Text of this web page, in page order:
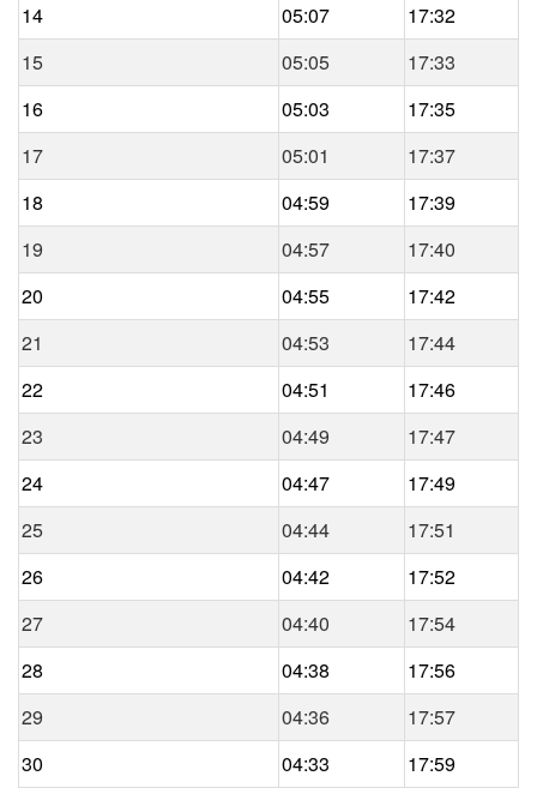
14
05:07
17:32
15
05:05
17:33
16
05:03
17:35
17
05:01
17:37
18
04:59
17:39
19
04:57
17:40
20
04:55
17:42
21
04:53
17:44
22
04:51
17:46
23
04:49
17:47
24
04:47
17:49
25
04:44
17:51
26
04:42
17:52
27
04:40
17:54
28
04:38
17:56
29
04:36
17:57
30
04:33 17:59